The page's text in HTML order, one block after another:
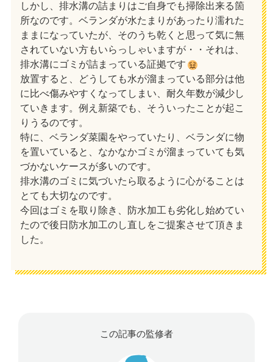
しかし、排水溝の詰まりはご自身でも掃除出来る箇
所なのです。ベランダが水たまりがあったり濡れた
ままになっていたが、そのうち乾くと思って気に無
されていない方もいらっしゃいますが・・それは、
排水溝にゴミが詰まっている証拠です
放置すると、どうしても水が溜まっている部分は他
に比べ傷みやすくなってしまい、耐久年数が減少し
ていきます。例え新築でも、そういったことが起こ
りうるのです。
特に、ベランダ菜園をやっていたり、ベランダに物
を置いていると、なかなかゴミが溜まっていても気
づかないケースが多いのです。
排水溝のゴミに気づいたら取るように心がることは
とても大切なのです。
今回はゴミを取り除き、防水加工も劣化し始めてい
たので後日防水加工のし直しをご提案させて頂きま
した。
この記事の監修者